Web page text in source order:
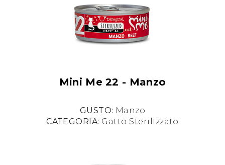
Mini Me 22 - Manzo
GUSTO: Manzo
CATEGORIA: Gatto Sterilizzato